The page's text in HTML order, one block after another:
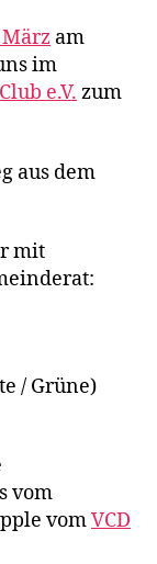
am
im
e.V. zum
aus dem
mit
/ Grüne)
vom
vomVCD